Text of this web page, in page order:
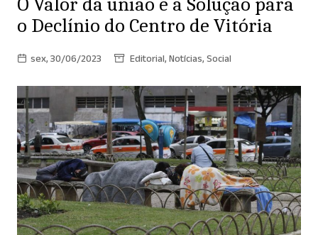
o Declínio do Centro de Vitória
sex, 30/06/2023 Editorial,Notícias,Social